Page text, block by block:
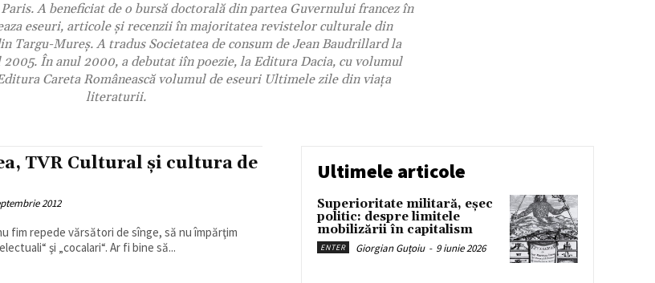
Paris. A beneficiat de o bursă doctorală din partea Guvernului francez în
eseuri, articole şi recenzii în majoritatea revistelor culturale din
Targu-Mureş. A tradus Societatea de consum de Jean Baudrillard la
În anul 2000, a debutat iîn poezie, la Editura Dacia, cu volumul
Careta Românească volumul de eseuri Ultimele zile din viaţa
literaturii.
TVR Cultural şi cultura de
2012
fim repede vărsători de sînge, să nu împărţim
şi „cocalari“. Ar fi bine să...
Ultimele articole
Superioritate militară, eșec
politic: despre limitele
mobilizării în capitalism
ENTER Giorgian Guțoiu - 9 iunie 2026